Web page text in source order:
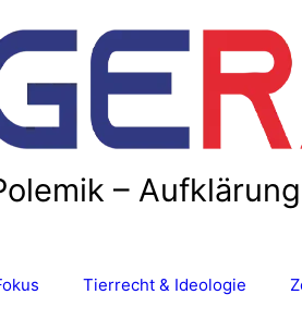
–
Tierrecht & Ideologie